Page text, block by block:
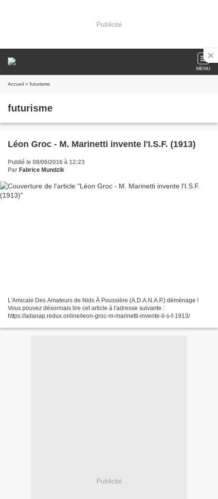
Publicité
MENU
Accueil » futurisme
futurisme
Léon Groc - M. Marinetti invente l'I.S.F. (1913)
Publié le 08/06/2016 à 12:23
Par Fabrice Mundzik
L'Amicale Des Amateurs de Nids À Poussière (A.D.A.N.A.P.) déménage !
Vous pouvez désormais lire cet article à l'adresse suivante :
https://adanap.redux.online/leon-groc-m-marinetti-invente-li-s-f-1913/
Publicité